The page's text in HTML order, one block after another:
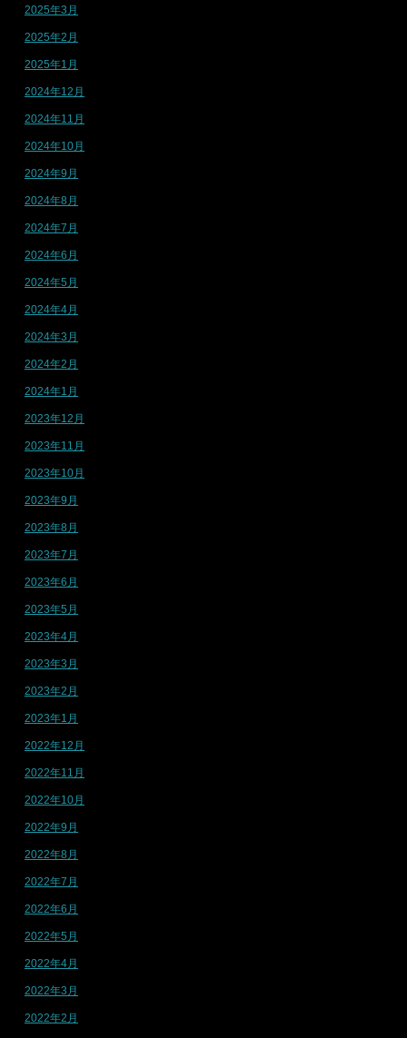
2025年3月
2025年2月
2025年1月
2024年12月
2024年11月
2024年10月
2024年9月
2024年8月
2024年7月
2024年6月
2024年5月
2024年4月
2024年3月
2024年2月
2024年1月
2023年12月
2023年11月
2023年10月
2023年9月
2023年8月
2023年7月
2023年6月
2023年5月
2023年4月
2023年3月
2023年2月
2023年1月
2022年12月
2022年11月
2022年10月
2022年9月
2022年8月
2022年7月
2022年6月
2022年5月
2022年4月
2022年3月
2022年2月